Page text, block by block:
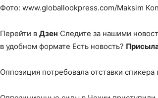
Фото: www.globallookpress.com/Maksim
Перейти в Дзен Следите за нашими
в удобном формате Есть новость?
Оппозиция потребовала отставки